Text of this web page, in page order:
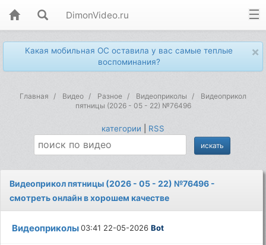
DimonVideo.ru
×
Какая мобильная ОС оставила у вас самые теплые
воспоминания?
Главная Видео Разное Видеоприколы
Видеоприкол
пятницы (2026 - 05 - 22) №76496
категории RSS
Видеоприкол пятницы (2026 - 05 - 22) №76496 -
смотреть онлайн в хорошем качестве
Видеоприколы03:41 22-05-2026Bot